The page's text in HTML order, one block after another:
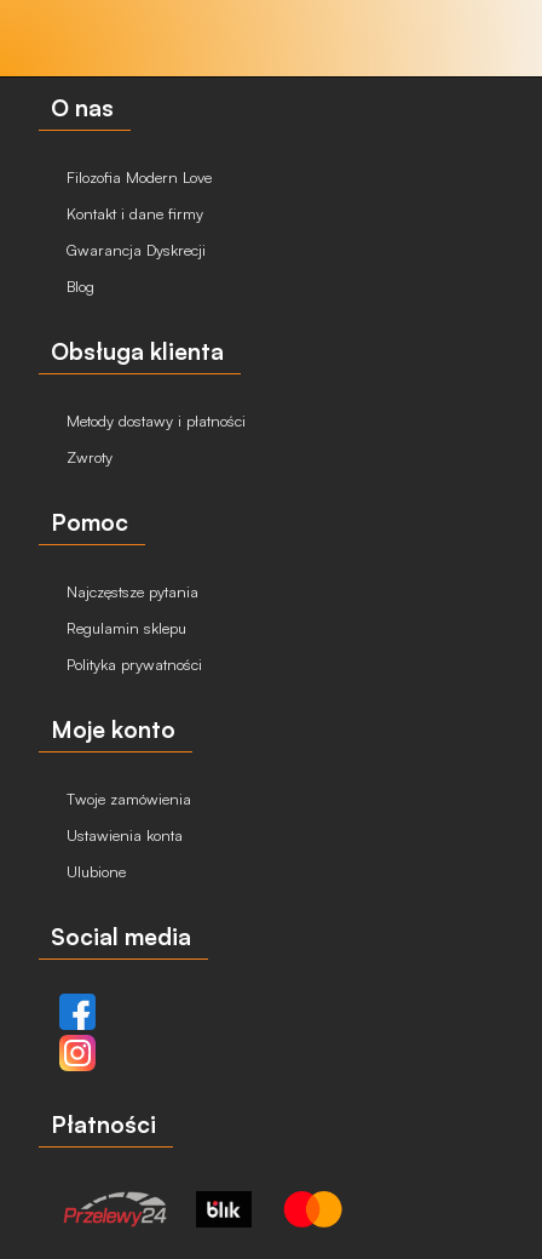
O nas
Filozofia Modern Love
Kontakt i dane firmy
Gwarancja Dyskrecji
Blog
Obsługa klienta
Metody dostawy i płatności
Zwroty
Pomoc
Najczęstsze pytania
Regulamin sklepu
Polityka prywatności
Moje konto
Twoje zamówienia
Ustawienia konta
Ulubione
Social media
Płatności